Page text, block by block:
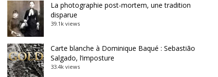
La photographie post-mortem, une tradition
disparue
39.1k views
Carte blanche à Dominique Baqué : Sebastião
Salgado, l’imposture
33.4k views